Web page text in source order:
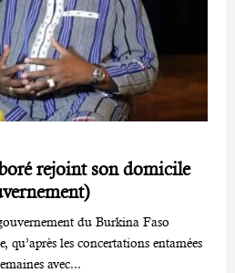
rejoint son domicile
du Burkina Faso
les concertations entamées
avec...